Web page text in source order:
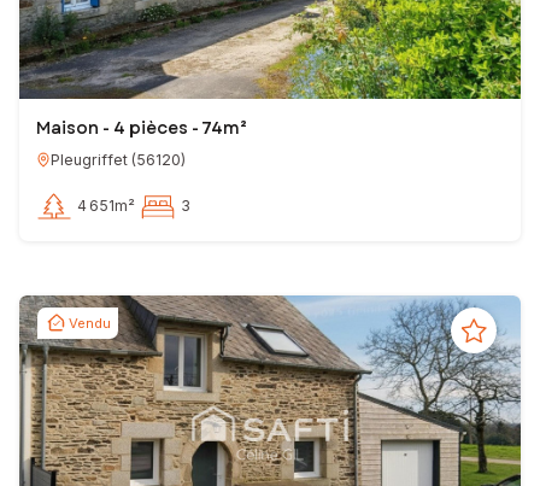
Maison - 4 pièces - 74m²
Pleugriffet (56120)
4 651m² 3
Vendu